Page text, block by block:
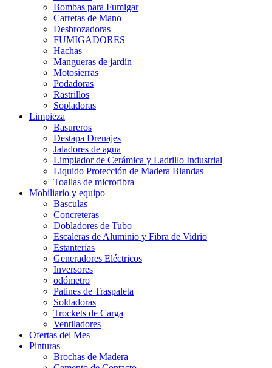
Bombas para Fumigar
Carretas de Mano
Desbrozadoras
FUMIGADORES
Hachas
Mangueras de jardín
Motosierras
Podadoras
Rastrillos
Sopladoras
Limpieza
Basureros
Destapa Drenajes
Jaladores de agua
Limpiador de Cerámica y Ladrillo Industrial
Liquido Protección de Madera Blandas
Toallas de microfibra
Mobiliario y equipo
Basculas
Concreteras
Dobladores de Tubo
Escaleras de Aluminio y Fibra de Vidrio
Estanterías
Generadores Eléctricos
Inversores
odómetro
Patines de Traspaleta
Soldadoras
Trockets de Carga
Ventiladores
Ofertas del Mes
Pinturas
Brochas de Madera